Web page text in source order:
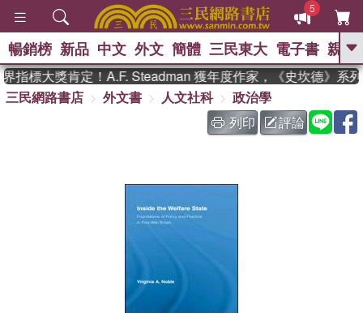
5
GO
熱搜： 東野圭吾 、 高希均教授回憶錄
The Odyssey 、 父親節 、 如果歷
史是一群喵 、 暑期推薦 、 國際布克
偉大的迷走神經
暢銷榜 新品 中文 外文 簡體 三民東大 電子書 親子
標大獎肯定！A.F. Steadman 獲年度作家，《史坎德》系列
三民網路書店
外文書 人文社科
政治學
列印
評論